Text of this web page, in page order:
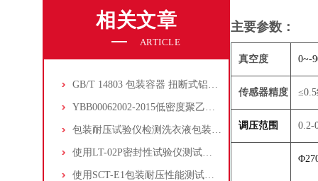
相关文章
ARTICLE
GB/T 14803 包装容器 扭断式铝防盗瓶盖
YBB00062002-2015低密度聚乙烯药用滴眼剂瓶
包装耐压试验仪检测洗衣液包装袋的耐压性能
使用LT-02P密封性试验仪测试液体软包装的密封性能
使用SCT-E1包装耐压性能测试仪检测液体沙拉酱包装的密封性能
主要参数：
真空度 0~-
传感器精度
调压范围 0.2-